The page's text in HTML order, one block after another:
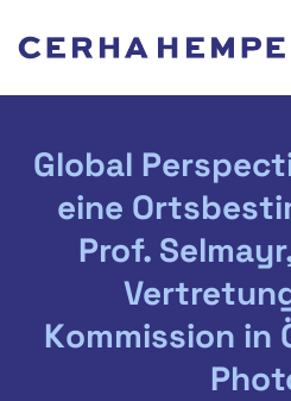
Global
eine
Prof.
Kommission in